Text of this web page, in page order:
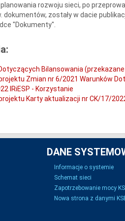
rozwoju sieci, po
zostały w dacie
"Dokumenty".
Bilansowania (przekazane
Zmian nr 6/2021 Warunków
IRiESP - Korzystanie
Karty aktualizacji nr CK/17/
DANE
Informacje o systemie
Schemat sieci
Zapotrzebowanie mocy
Nowa strona z danymi